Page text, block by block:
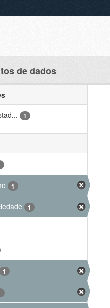
de dados
1
1
1
1